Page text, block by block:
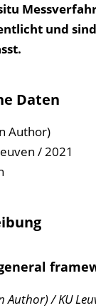
und
Daten
Author)
/ 2021
/ KU